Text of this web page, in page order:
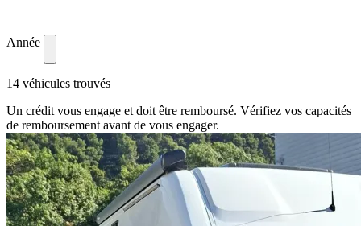
Année
14 véhicules trouvés
Un crédit vous engage et doit être remboursé. Vérifiez vos capacités
de remboursement avant de vous engager.